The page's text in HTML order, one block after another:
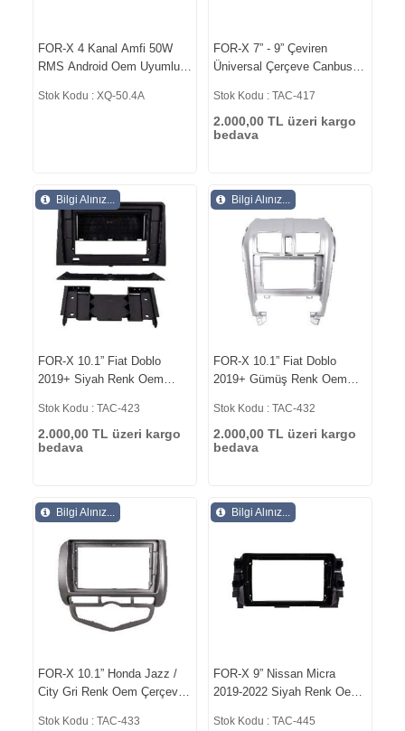
FOR-X 4 Kanal Amfi 50W
RMS Android Oem Uyumlu
Amplifikatör XQ-50.4A
Stok Kodu : XQ-50.4A
FOR-X 7” - 9” Çeviren
Üniversal Çerçeve Canbus
Stok Kodu : TAC-417
2.000,00 TL üzeri kargo
bedava
Bilgi Alınız...
FOR-X 10.1” Fiat Doblo
2019+ Siyah Renk Oem
423
Stok Kodu : TAC-423
2.000,00 TL üzeri kargo
bedava
Bilgi Alınız...
FOR-X 10.1” Fiat Doblo
2019+ Gümüş Renk Oem
432
Stok Kodu : TAC-432
2.000,00 TL üzeri kargo
bedava
Bilgi Alınız...
FOR-X 10.1” Honda Jazz /
City Gri Renk Oem Çerçeve
Stok Kodu : TAC-433
Bilgi Alınız...
FOR-X 9” Nissan Micra
2019-2022 Siyah Renk Oem
445
Stok Kodu : TAC-445